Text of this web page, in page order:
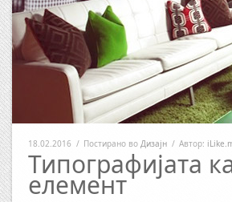
18.02.2016 / Постирано во Дизајн / Автор:
Типографијата
елемент